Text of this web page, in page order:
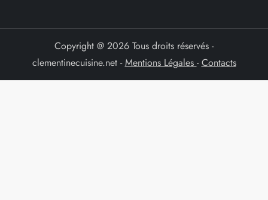
Copyright @ 2026 Tous droits réservés -
clementinecuisine.net -Mentions Légales -Contacts